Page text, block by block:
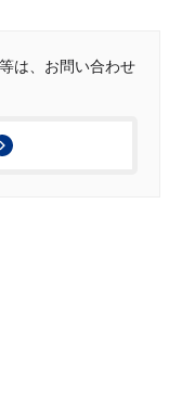
は、お問い合わせ